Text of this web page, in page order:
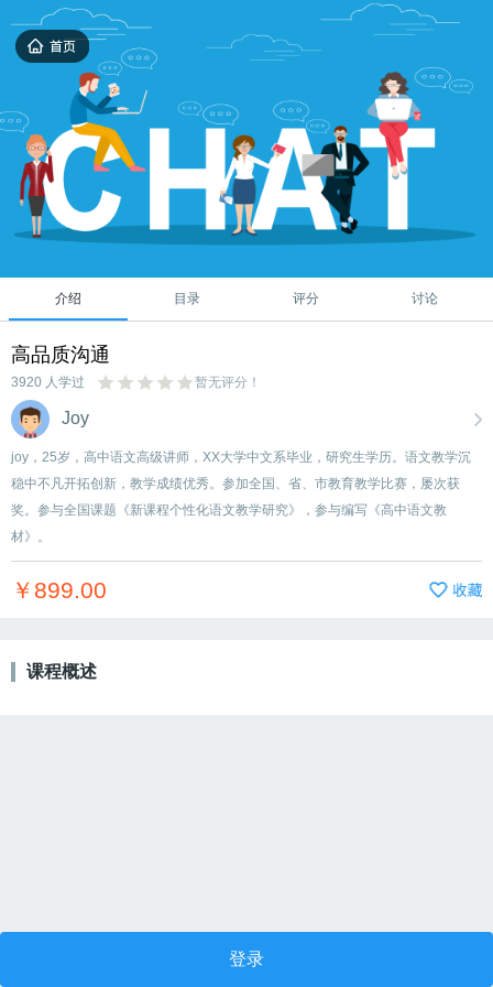
介绍 目录 评分 讨论
高品质沟通
3920 人学过 暂无评分！
Joy
joy，25岁，高中语文高级讲师，XX大学中文系毕业，研究生学历。语文教学沉
稳中不凡开拓创新，教学成绩优秀。参加全国、省、市教育教学比赛，屡次获
奖。参与全国课题《新课程个性化语文教学研究》，参与编写《高中语文教
材》。
￥899.00
课程概述
登录